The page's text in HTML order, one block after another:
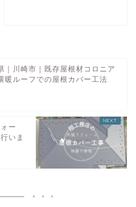
｜川崎市｜既存屋根材コロニア
暖ルーフでの屋根カバー工法
ー
いま